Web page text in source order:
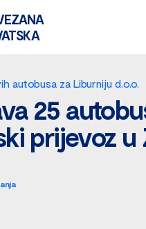
autobusa za Liburniju d.o.o.
25
prijevoz u